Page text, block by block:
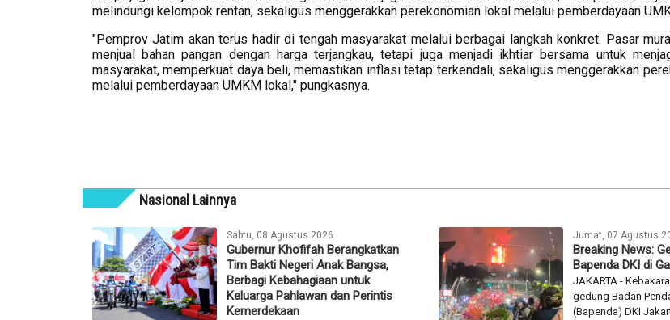
melindungi kelompok rentan, sekaligus menggerakkan perekonomian lokal melalui pemberdayaan
"Pemprov Jatim akan terus hadir di tengah masyarakat melalui berbagai langkah konkret. Pasar
menjual bahan pangan dengan harga terjangkau, tetapi juga menjadi ikhtiar bersama untuk
masyarakat, memperkuat daya beli, memastikan inflasi tetap terkendali, sekaligus menggerakkan
melalui pemberdayaan UMKM lokal," pungkasnya.
Nasional Lainnya
Sabtu, 08 Agustus 2026
Gubernur Khofifah Berangkatkan
Tim Bakti Negeri Anak Bangsa,
Berbagi Kebahagiaan untuk
Keluarga Pahlawan dan Perintis
Kemerdekaan
Jumat, 07 Agustus
Breaking News:
Bapenda DKI di
JAKARTA -
gedung Badan
(Bapenda) DKI